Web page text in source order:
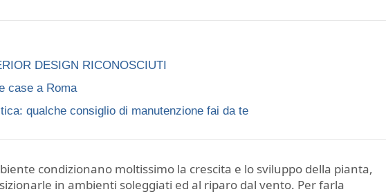
DESIGN RICONOSCIUTI
case a Roma
qualche consiglio di manutenzione fai da te
condizionano moltissimo la crescita e lo sviluppo della pianta,
in ambienti soleggiati ed al riparo dal vento. Per farla